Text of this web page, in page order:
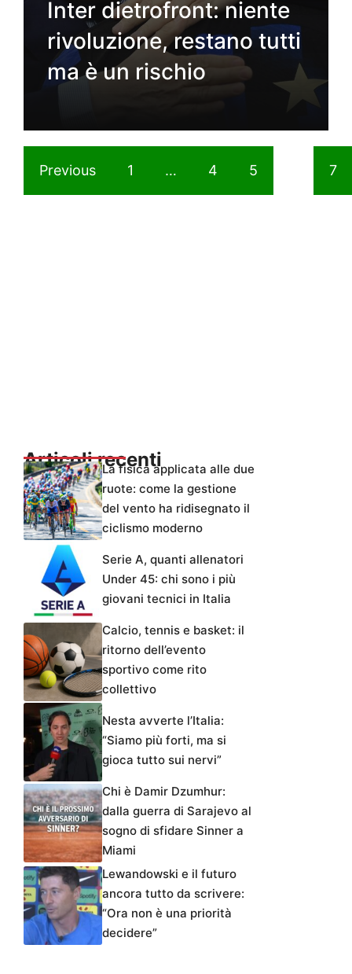
Inter dietrofront: niente
rivoluzione, restano tutti
ma è un rischio
Previous 1 … 4 5 7
Articoli recentiLa fisica applicata alle due
ruote: come la gestione
del vento ha ridisegnato il
ciclismo moderno
Serie A, quanti allenatori
Under 45: chi sono i più
giovani tecnici in Italia
Calcio, tennis e basket: il
ritorno dell’evento
sportivo come rito
collettivo
Nesta avverte l’Italia:
“Siamo più forti, ma si
gioca tutto sui nervi”
Chi è Damir Dzumhur:
dalla guerra di Sarajevo al
sogno di sfidare Sinner a
Miami
Lewandowski e il futuro
ancora tutto da scrivere:
“Ora non è una priorità
decidere”